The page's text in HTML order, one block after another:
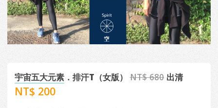
宇宙五大元素 ．排汗T（女版） NT$ 680 出清
NT$ 200